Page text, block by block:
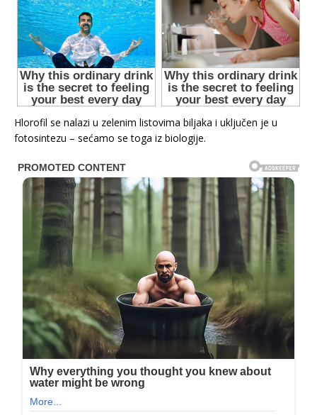
Hlorofil se nalazi u zelenim listovima biljaka i uključen je u
fotosintezu – sećamo se toga iz biologije.